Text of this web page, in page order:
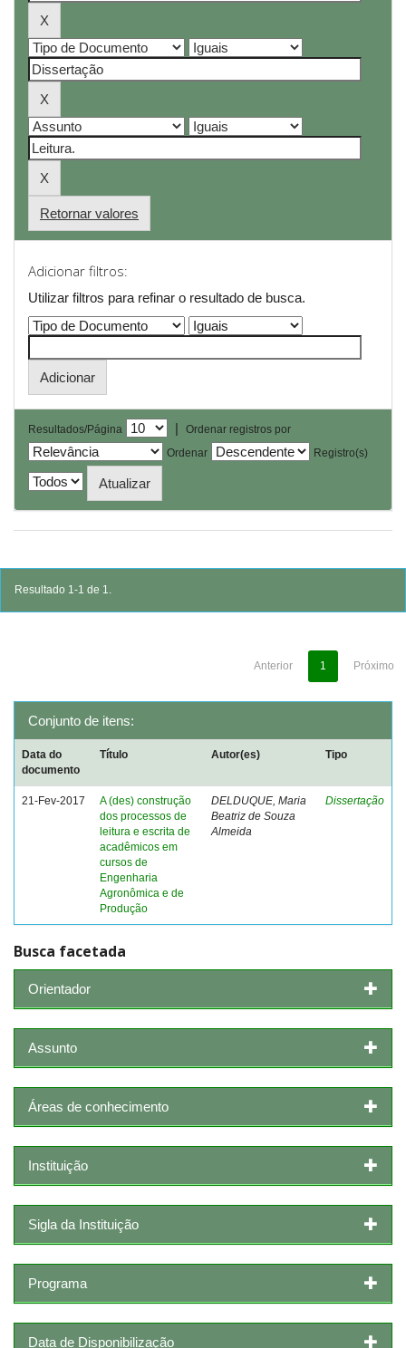
Retornar valores
Adicionar filtros:
Utilizar filtros para refinar o resultado de busca.
Resultados/Página |
Ordenar registros por
Ordenar
Registro(s)
Resultado 1-1 de 1.
Anterior 1 Próximo
Conjunto de itens:
Data do
documento
Título Autor(es) Tipo
21-Fev-2017
A (des) construção
dos processos de
leitura e escrita de
acadêmicos em
cursos de
Engenharia
Agronômica e de
Produção
DELDUQUE, Maria
Beatriz de Souza
Almeida
Dissertação
Busca facetada
Orientador
Assunto
Áreas de conhecimento
Instituição
Sigla da Instituição
Programa
Data de Disponibilização